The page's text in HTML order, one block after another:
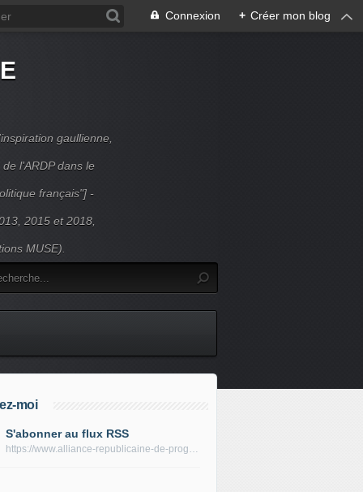
Connexion + Créer mon blog
gaullienne,
l'ARDP dans le
français"] -
2015 et 2018,
MUSE).
moi
S'abonner au flux RSS
https://www.alliance-republicaine-de-progres.com/rss